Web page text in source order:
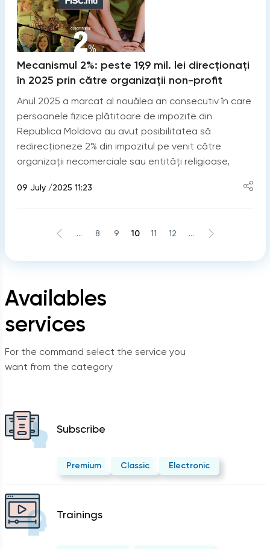
Availables
services
For the command select the service you
want from the category
Subscribe
Premium Classic Electronic
Trainings
Mecanismul 2%: peste 19,9 mil. lei direcționați
în 2025 prin către organizații non-profit
Anul 2025 a marcat al nouălea an consecutiv în care
persoanele fizice plătitoare de impozite din
Republica Moldova au avut posibilitatea să
redirecționeze 2% din impozitul pe venit către
organizații necomerciale sau entități religioase,
09 July /2025 11:23
... 8 9 10 11 12 ...